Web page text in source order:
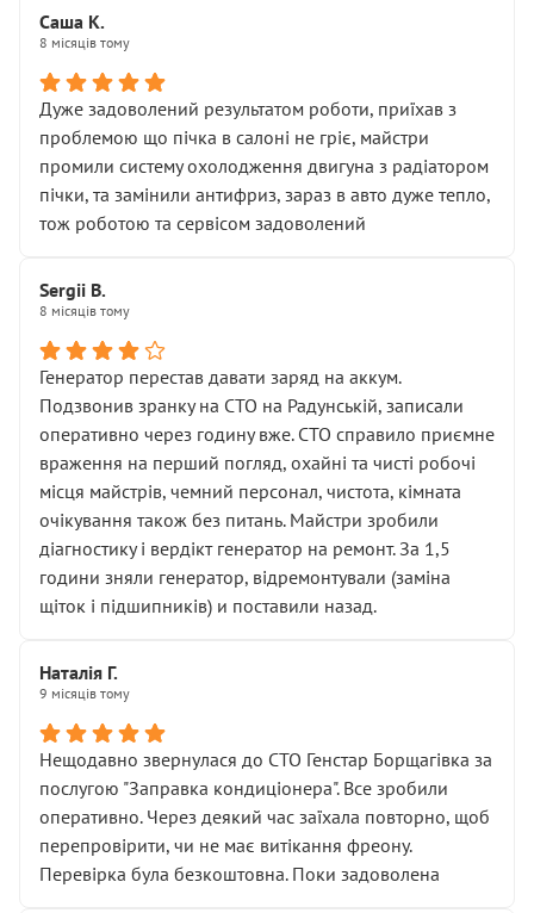
Саша К.
8 місяців тому
Дуже задоволений результатом роботи, приїхав з
проблемою що пічка в салоні не гріє, майстри
промили систему охолодження двигуна з радіатором
пічки, та замінили антифриз, зараз в авто дуже тепло,
тож роботою та сервісом задоволений
Sergii B.
8 місяців тому
Генератор перестав давати заряд на аккум.
Подзвонив зранку на СТО на Радунській, записали
оперативно через годину вже. СТО справило приємне
враження на перший погляд, охайні та чисті робочі
місця майстрів, чемний персонал, чистота, кімната
очікування також без питань. Майстри зробили
діагностику і вердікт генератор на ремонт. За 1,5
години зняли генератор, відремонтували (заміна
щіток і підшипників) и поставили назад.
Наталія Г.
9 місяців тому
Нещодавно звернулася до СТО Генстар Борщагівка за
послугою "Заправка кондиціонера". Все зробили
оперативно. Через деякий час заїхала повторно, щоб
перепровірити, чи не має витікання фреону.
Перевірка була безкоштовна. Поки задоволена